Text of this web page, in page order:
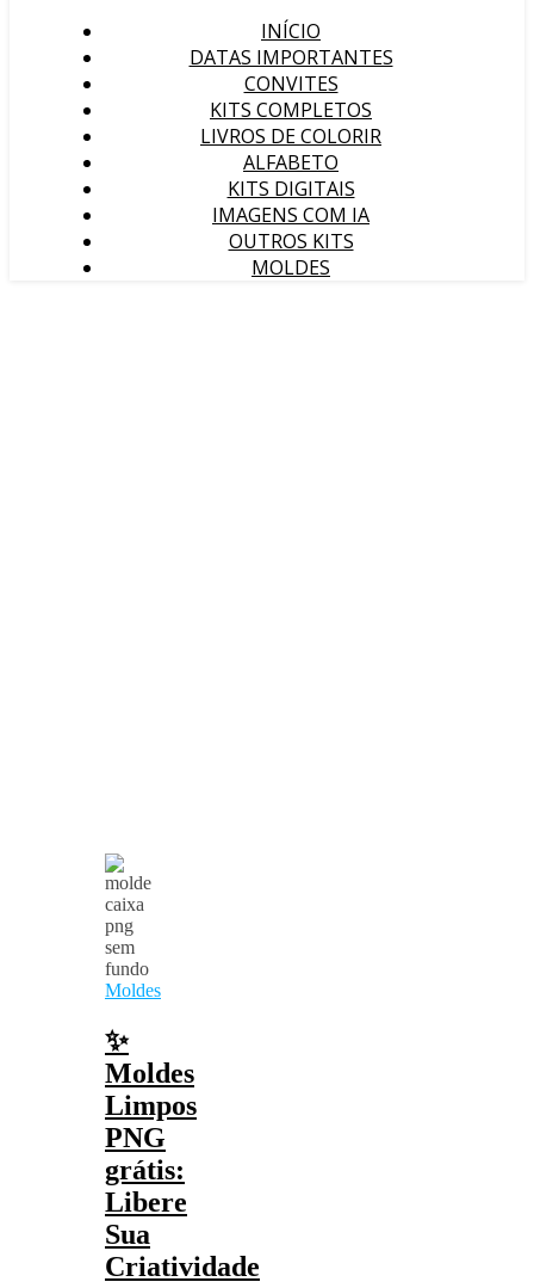
INÍCIO
DATAS IMPORTANTES
CONVITES
KITS COMPLETOS
LIVROS DE COLORIR
ALFABETO
KITS DIGITAIS
IMAGENS COM IA
OUTROS KITS
MOLDES
Moldes
✨
Moldes
Limpos
PNG
grátis:
Libere
Sua
Criatividade